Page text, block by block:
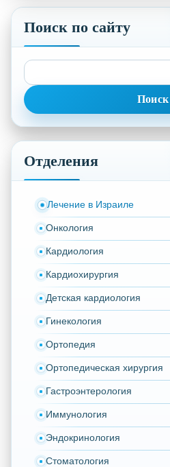
Поиск по сайту
Найти:
Отделения
Лечение в Израиле
Онкология
Кардиология
Кардиохирургия
Детская кардиология
Гинекология
Ортопедия
Ортопедическая хирургия
Гастроэнтерология
Иммунология
Эндокринология
Стоматология